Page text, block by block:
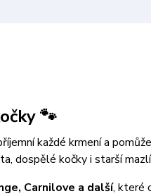
🐾
každé krmení a
dospělé kočky i starší
Carnilove a další, které